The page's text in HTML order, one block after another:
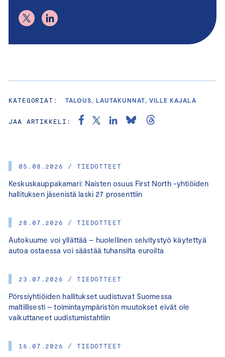
05.08.2026 / TIEDOTTEET
Keskuskauppakamari: Naisten osuus First North -yhtiöiden
hallituksen jäsenistä laski 27 prosenttiin
28.07.2026 / TIEDOTTEET
Autokuume voi yllättää – huolellinen selvitystyö käytettyä
autoa ostaessa voi säästää tuhansilta euroilta
23.07.2026 / TIEDOTTEET
Pörssiyhtiöiden hallitukset uudistuvat Suomessa
maltillisesti – toimintaympäristön muutokset eivät ole
vaikuttaneet uudistumistahtiin
16.07.2026 / TIEDOTTEET
KATEGORIAT: TALOUS, LAUTAKUNNAT, VILLE KAJALA
JAA ARTIKKELI: